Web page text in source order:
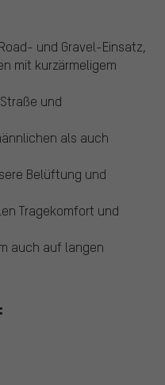
und Gravel-Einsatz,
mit kurzärmeligem
und
als auch
Belüftung und
Tragekomfort und
auch auf langen